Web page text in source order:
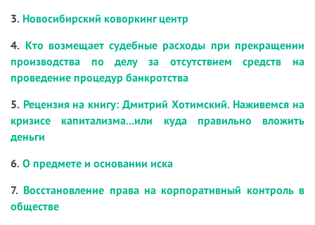
3. Новосибирский коворкинг центр
4. Кто возмещает судебные расходы при прекращении
производства по делу за отсутствием средств на
проведение процедур банкротства
5. Рецензия на книгу: Дмитрий Хотимский. Наживемся на
кризисе капитализма...или куда правильно вложить
деньги
6. О предмете и основании иска
7. Восстановление права на корпоративный контроль в
обществе